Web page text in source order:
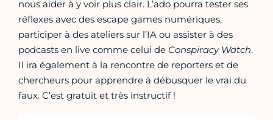
nous aider à y voir plus clair. L’ado pourra tester ses
réflexes avec des escape games numériques,
participer à des ateliers sur l’IA ou assister à des
podcasts en live comme celui de Conspiracy Watch.
Il ira également à la rencontre de reporters et de
chercheurs pour apprendre à débusquer le vrai du
faux. C’est gratuit et très instructif !